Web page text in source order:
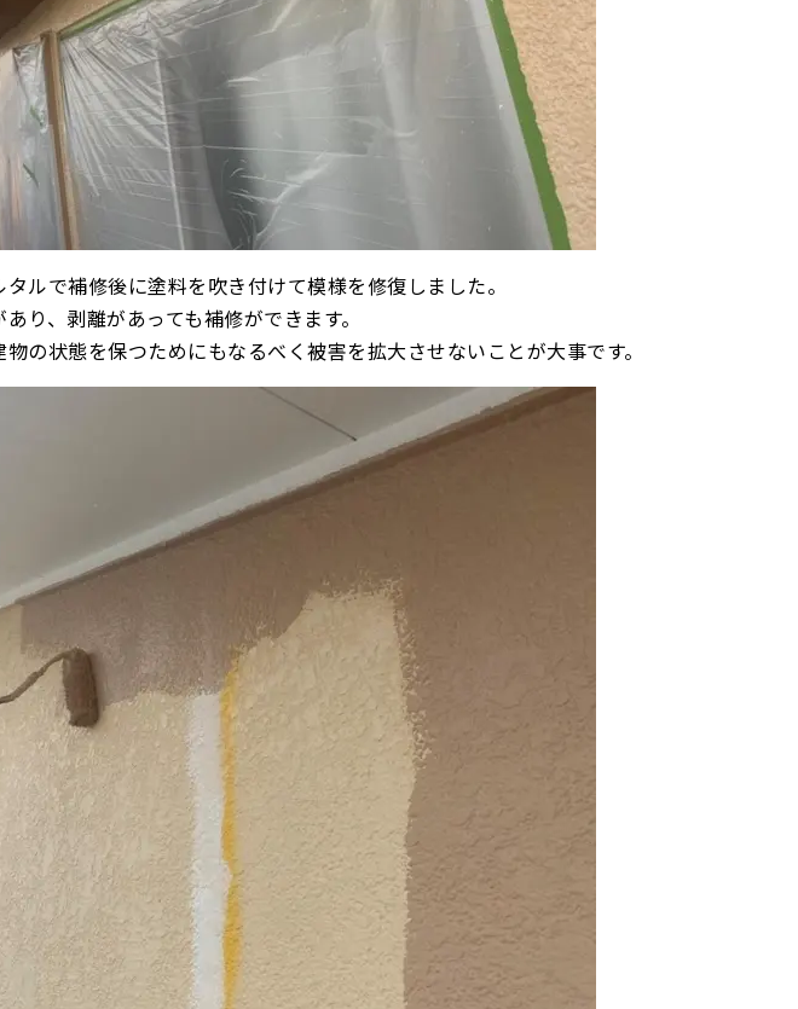
ルで補修後に塗料を吹き付けて模様を修復しました。
り、剥離があっても補修ができます。
の状態を保つためにもなるべく被害を拡大させないことが大事です。